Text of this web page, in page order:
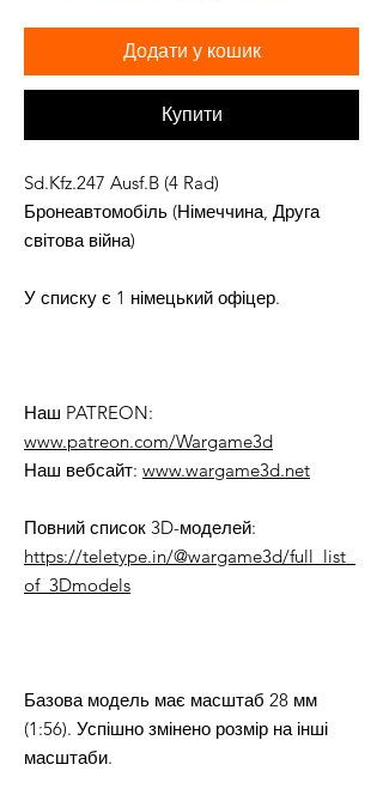
Додати у кошик
Купити
Sd.Kfz.247 Ausf.B (4 Rad)
Бронеавтомобіль (Німеччина, Друга
світова війна)
У списку є 1 німецький офіцер.
Наш PATREON:
www.patreon.com/Wargame3d
Наш вебсайт: www.wargame3d.net
Повний список 3D-моделей:
https://teletype.in/@wargame3d/full_list_
of_3Dmodels
Базова модель має масштаб 28 мм
(1:56). Успішно змінено розмір на інші
масштаби.